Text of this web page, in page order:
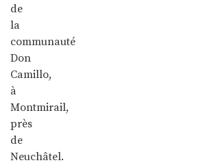
de
la
communauté
Don
Camillo,
à
Montmirail,
près
de
Neuchâtel.